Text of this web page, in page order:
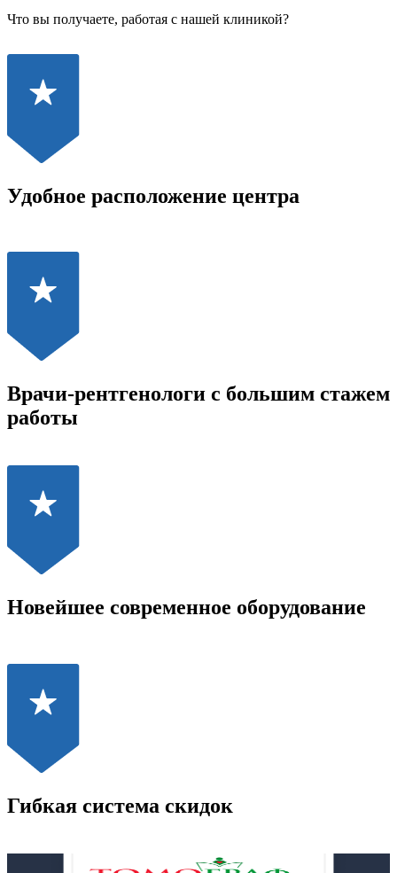
Что вы получаете, работая с нашей клиникой?
Удобное расположение центра
Врачи-рентгенологи с большим стажем
работы
Новейшее современное оборудование
Гибкая система скидок